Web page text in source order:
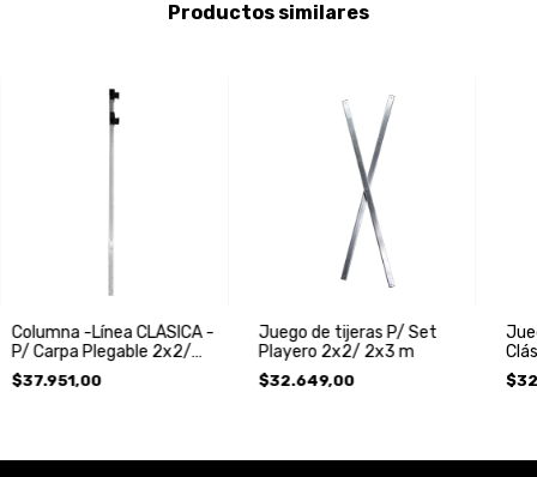
Productos similares
Columna -Línea CLÁSICA -
P/ Carpa Plegable 2x2/
2x3/ 2x4 m
$37.951,00
Juego de tijeras P/ Set
Playero 2x2/ 2x3 m
$32.649,00